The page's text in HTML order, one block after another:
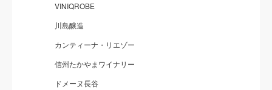
VINIQROBE
川島醸造
カンティーナ・リエゾー
信州たかやまワイナリー
ドメーヌ長谷